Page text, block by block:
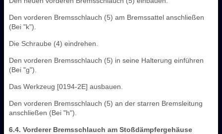
Den vorderen Bremsschlauch (5) am Bremssattel anschließen
(Bei "k").
Die Schraube (4) eindrehen.
Den vorderen Bremsschlauch (5) in seine Halterung einführen
(Bei "g").
Das Werkzeug [0194-2E] ausbauen.
Den vorderen Bremsschlauch (5) an der starren Bremsleitung
anschließen (Bei "h").
6.4. Vorderer Bremsschlauch am Stoßdämpfergehäuse